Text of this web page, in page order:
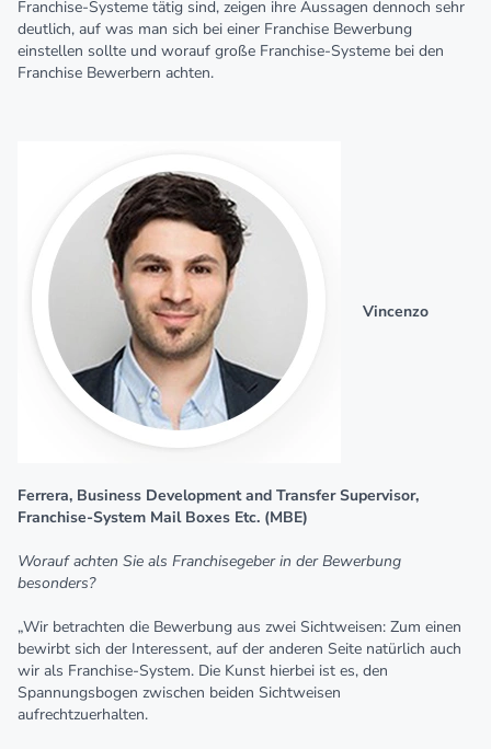
Franchise-Systeme tätig sind, zeigen ihre Aussagen dennoch sehr
deutlich, auf was man sich bei einer Franchise Bewerbung
einstellen sollte und worauf große Franchise-Systeme bei den
Franchise Bewerbern achten.
Vincenzo
Ferrera, Business Development and Transfer Supervisor,
Franchise-System Mail Boxes Etc. (MBE)
Worauf achten Sie als Franchisegeber in der Bewerbung
besonders?
„Wir betrachten die Bewerbung aus zwei Sichtweisen: Zum einen
bewirbt sich der Interessent, auf der anderen Seite natürlich auch
wir als Franchise-System. Die Kunst hierbei ist es, den
Spannungsbogen zwischen beiden Sichtweisen
aufrechtzuerhalten.